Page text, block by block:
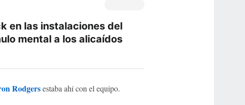
en las instalaciones del
mental a los alicaídos
Rodgersestaba ahí con el equipo.